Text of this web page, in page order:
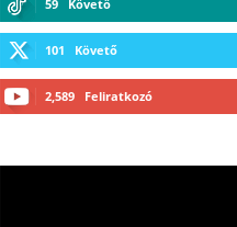
59 Követő
101 Követő
2,589 Feliratkozó